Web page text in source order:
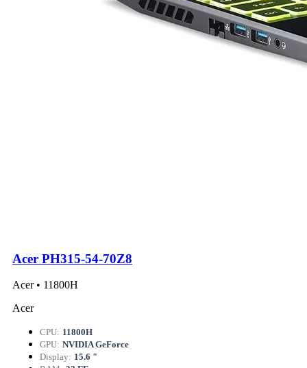
Acer PH315-54-70Z8
Acer • 11800H
Acer
CPU: 11800H
GPU: NVIDIA GeForce
Display: 15.6 "